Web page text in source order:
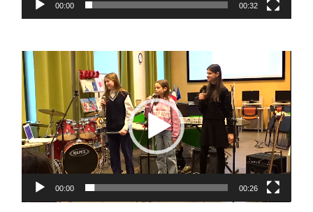
00:00 00:32
Lecteur
vidéo
00:00 00:26